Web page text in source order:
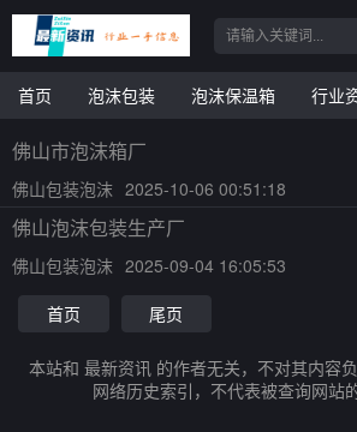
首页 泡沫包装 泡沫保温箱 行业
佛山市泡沫箱厂
佛山包装泡沫 2025-10-06 00:51:18
佛山泡沫包装生产厂
佛山包装泡沫 2025-09-04 16:05:53
首页
尾页
本站和 最新资讯 的作者无关，不对其内容
网络历史索引，不代表被查询网站